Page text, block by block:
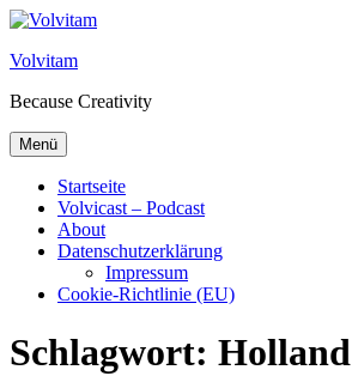
Zum Inhalt springen
Volvitam
Because Creativity
Menü
Startseite
Volvicast – Podcast
About
Datenschutzerklärung
Impressum
Cookie-Richtlinie (EU)
Schlagwort: Holland